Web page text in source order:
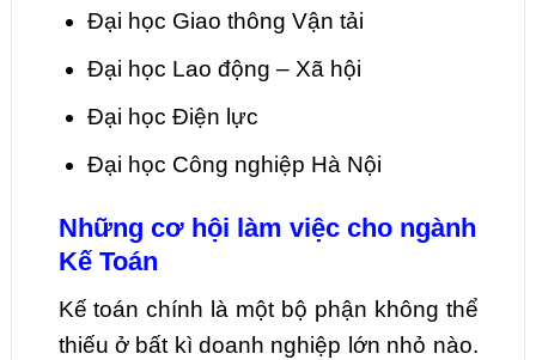
Đại học Giao thông Vận tải
Đại học Lao động – Xã hội
Đại học Điện lực
Đại học Công nghiệp Hà Nội
Những cơ hội làm việc cho ngành
Kế Toán
Kế toán chính là một bộ phận không thể
thiếu ở bất kì doanh nghiệp lớn nhỏ nào.